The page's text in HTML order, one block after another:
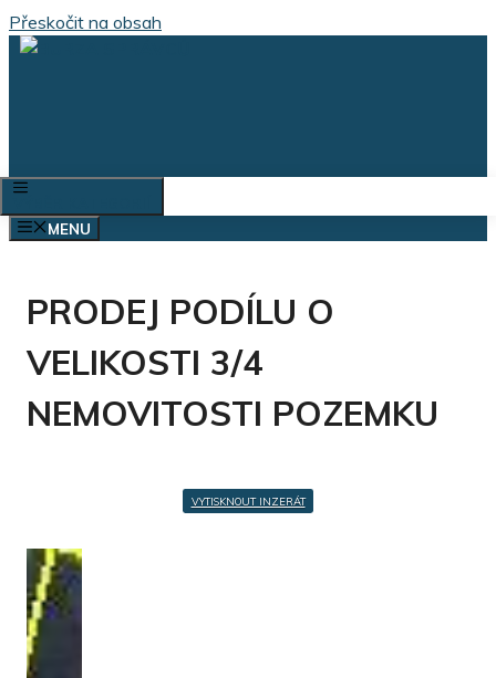
Přeskočit na obsah
MENU
PRODEJ PODÍLU O
VELIKOSTI 3/4
NEMOVITOSTI POZEMKU
VYTISKNOUT INZERÁT